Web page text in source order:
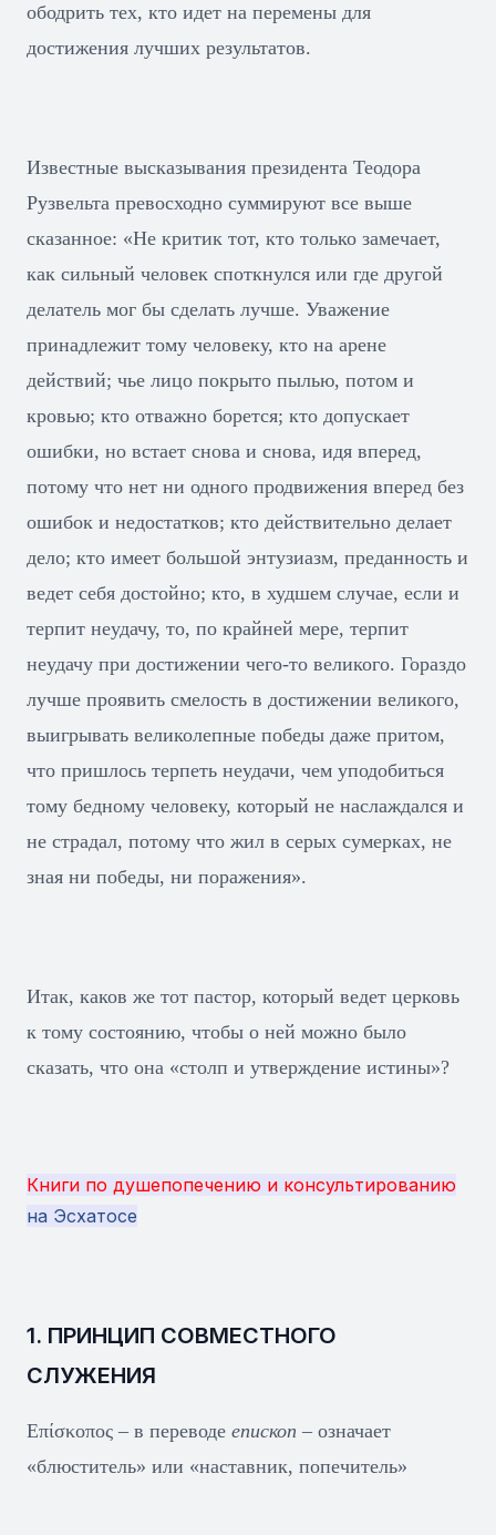
ободрить тех, кто идет на перемены для
достижения лучших результатов.
Известные высказывания президента Теодора
Рузвельта превосходно суммируют все выше
сказанное: «Не критик тот, кто только замечает,
как сильный человек споткнулся или где другой
делатель мог бы сделать лучше. Уважение
принадлежит тому человеку, кто на арене
действий; чье лицо покрыто пылью, потом и
кровью; кто отважно борется; кто допускает
ошибки, но встает снова и снова, идя вперед,
потому что нет ни одного продвижения вперед без
ошибок и недостатков; кто действительно делает
дело; кто имеет большой энтузиазм, преданность и
ведет себя достойно; кто, в худшем случае, если и
терпит неудачу, то, по крайней мере, терпит
неудачу при достижении чего-то великого. Гораздо
лучше проявить смелость в достижении великого,
выигрывать великолепные победы даже притом,
что пришлось терпеть неудачи, чем уподобиться
тому бедному человеку, который не наслаждался и
не страдал, потому что жил в серых сумерках, не
зная ни победы, ни поражения».
Итак, каков же тот пастор, который ведет церковь
к тому состоянию, чтобы о ней можно было
сказать, что она «столп и утверждение истины»?
Книги по душепопечению и консультированию
на Эсхатосе
1. ПРИНЦИП СОВМЕСТНОГО
СЛУЖЕНИЯ
Επίσκοπος – в переводе епископ – означает
«блюститель» или «наставник, попечитель»